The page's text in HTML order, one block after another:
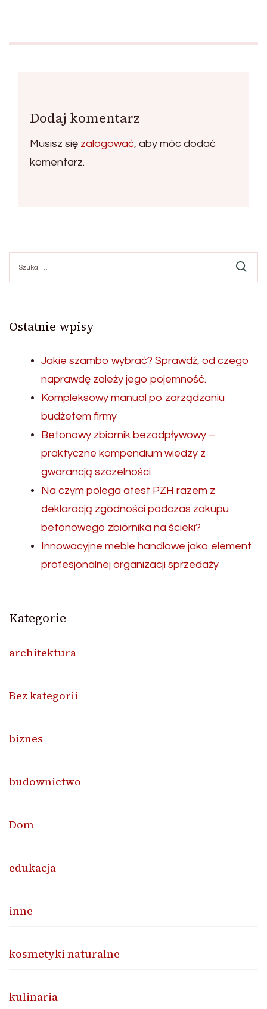
Dodaj komentarz
Musisz się zalogować, aby móc dodać
komentarz.
Ostatnie wpisy
Jakie szambo wybrać? Sprawdź, od czego
naprawdę zależy jego pojemność.
Kompleksowy manual po zarządzaniu
budżetem firmy
Betonowy zbiornik bezodpływowy –
praktyczne kompendium wiedzy z
gwarancją szczelności
Na czym polega atest PZH razem z
deklaracją zgodności podczas zakupu
betonowego zbiornika na ścieki?
Innowacyjne meble handlowe jako element
profesjonalnej organizacji sprzedaży
Kategorie
architektura
Bez kategorii
biznes
budownictwo
Dom
edukacja
inne
kosmetyki naturalne
kulinaria